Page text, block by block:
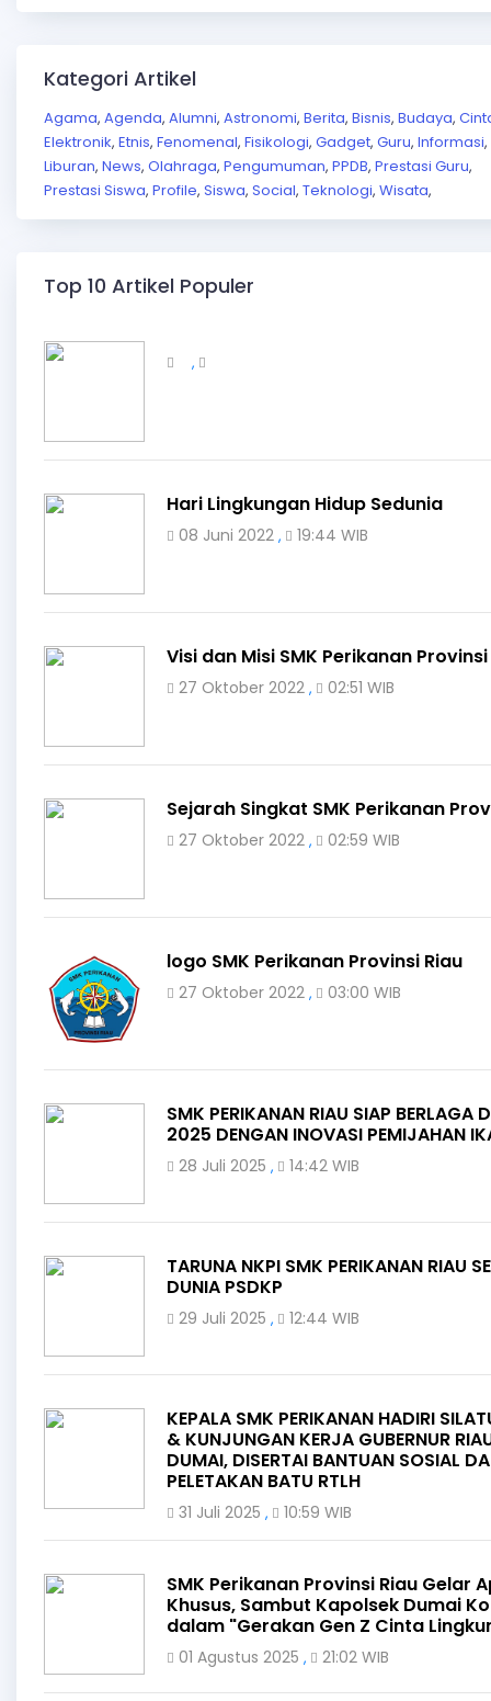
Kategori Artikel
Agama, Agenda, Alumni, Astronomi, Berita, Bisnis, Budaya,
Elektronik, Etnis, Fenomenal, Fisikologi, Gadget, Guru, Informasi,
Liburan, News, Olahraga, Pengumuman, PPDB, Prestasi Guru,
Prestasi Siswa, Profile, Siswa, Social, Teknologi, Wisata,
Top 10 Artikel Populer
,
Hari Lingkungan Hidup Sedunia
08 Juni 2022 , 19:44 WIB
Visi dan Misi SMK Perikanan Provinsi
27 Oktober 2022 , 02:51 WIB
Sejarah Singkat SMK Perikanan
27 Oktober 2022 , 02:59 WIB
logo SMK Perikanan Provinsi Riau
27 Oktober 2022 , 03:00 WIB
SMK PERIKANAN RIAU SIAP BERLAGA
2025 DENGAN INOVASI PEMIJAHAN
28 Juli 2025 , 14:42 WIB
TARUNA NKPI SMK PERIKANAN RIAU
DUNIA PSDKP
29 Juli 2025 , 12:44 WIB
KEPALA SMK PERIKANAN HADIRI
& KUNJUNGAN KERJA GUBERNUR
DUMAI, DISERTAI BANTUAN SOSIAL
PELETAKAN BATU RTLH
31 Juli 2025 , 10:59 WIB
SMK Perikanan Provinsi Riau Gelar
Khusus, Sambut Kapolsek Dumai
dalam "Gerakan Gen Z Cinta
01 Agustus 2025 , 21:02 WIB